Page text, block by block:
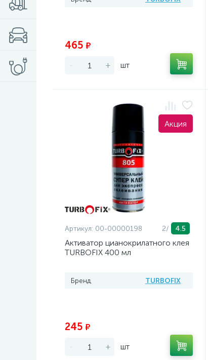
465 ₽
- + шт
Акция
Артикул: 00-00000198 2/ 4.5
Активатор цианокрилатного клея
TURBOFIX 400 мл
Бренд TURBOFIX
245 ₽
- + шт